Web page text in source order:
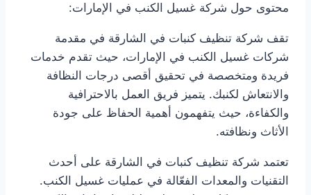
محتوى حول شركة غسيل الكنب في الإمارات:
تقف شركة تنظيف كنبات في الشارقة في مقدمة
شركات غسيل الكنب في الإمارات، حيث تقدم خدمات
فريدة ومتخصصة في تحقيق أقصى درجات النظافة
والانتعاش لكنبك. يتميز فريق العمل بالاحترافية
والكفاءة، حيث يتفهمون أهمية الحفاظ على جودة
الأثاث ونظافته.
تعتمد شركة تنظيف كنبات في الشارقة على أحدث
التقنيات والمعدات الفعّالة في عمليات غسيل الكنب.